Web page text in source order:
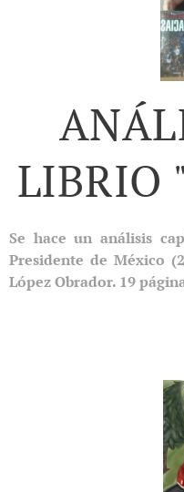
LIBRIO
Se hace un análisis
Presidente de México
López Obrador. 19